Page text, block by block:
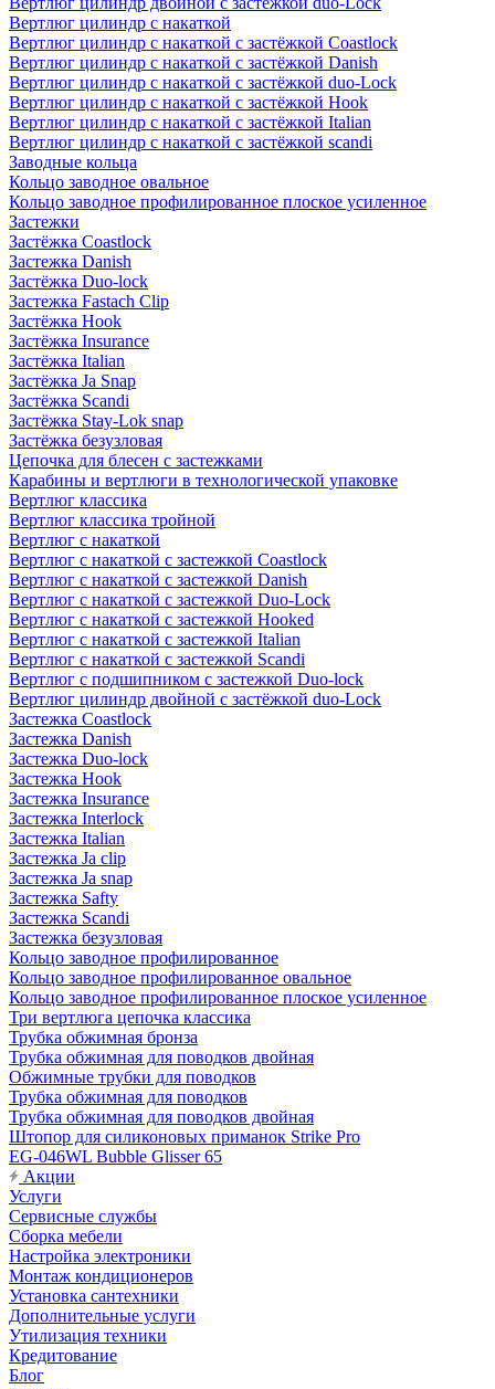
Вертлюг цилиндр с накаткой
Вертлюг цилиндр с накаткой с застёжкой Coastlock
Вертлюг цилиндр с накаткой с застёжкой Danish
Вертлюг цилиндр с накаткой с застёжкой duo-Lock
Вертлюг цилиндр с накаткой с застёжкой Hook
Вертлюг цилиндр с накаткой с застёжкой Italian
Вертлюг цилиндр с накаткой с застёжкой scandi
Заводные кольца
Кольцо заводное овальное
Кольцо заводное профилированное плоское усиленное
Застежки
Застёжка Coastlock
Застежка Danish
Застёжка Duo-lock
Застежка Fastach Clip
Застёжка Hook
Застёжка Insurance
Застёжка Italian
Застёжка Ja Snap
Застёжка Scandi
Застёжка Stay-Lok snap
Застёжка безузловая
Цепочка для блесен с застежками
Карабины и вертлюги в технологической упаковке
Вертлюг классика
Вертлюг классика тройной
Вертлюг с накаткой
Вертлюг с накаткой с застежкой Coastlock
Вертлюг с накаткой с застежкой Danish
Вертлюг с накаткой с застежкой Duo-Lock
Вертлюг с накаткой с застежкой Hooked
Вертлюг с накаткой с застежкой Italian
Вертлюг с накаткой с застежкой Scandi
Вертлюг с подшипником с застежкой Duo-lock
Вертлюг цилиндр двойной с застёжкой duo-Lock
Застежка Coastlock
Застежка Danish
Застежка Duo-lock
Застежка Hook
Застежка Insurance
Застежка Interlock
Застежка Italian
Застежка Ja clip
Застежка Ja snap
Застежка Safty
Застежка Scandi
Застежка безузловая
Кольцо заводное профилированное
Кольцо заводное профилированное овальное
Кольцо заводное профилированное плоское усиленное
Три вертлюга цепочка классика
Трубка обжимная бронза
Трубка обжимная для поводков двойная
Обжимные трубки для поводков
Трубка обжимная для поводков
Трубка обжимная для поводков двойная
Штопор для силиконовых приманок Strike Pro
EG-046WL Bubble Glisser 65
Акции
Услуги
Сервисные службы
Сборка мебели
Настройка электроники
Монтаж кондиционеров
Установка сантехники
Дополнительные услуги
Утилизация техники
Кредитование
Блог